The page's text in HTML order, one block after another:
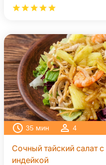
35 мин 4
Сочный тайский салат
индейкой